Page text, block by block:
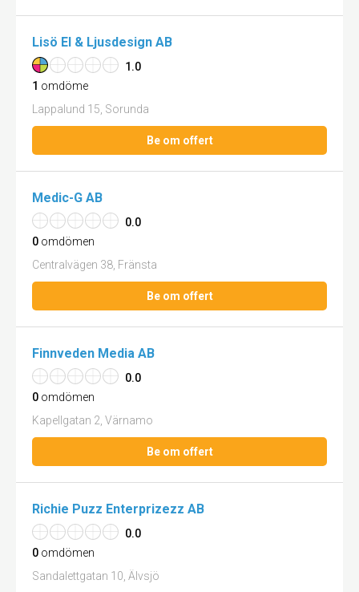
Lisö El & Ljusdesign AB
1.0
1 omdöme
Lappalund 15, Sorunda
Be om offert
Medic-G AB
0.0
0 omdömen
Centralvägen 38, Fränsta
Be om offert
Finnveden Media AB
0.0
0 omdömen
Kapellgatan 2, Värnamo
Be om offert
Richie Puzz Enterprizezz AB
0.0
0 omdömen
Sandalettgatan 10, Älvsjö